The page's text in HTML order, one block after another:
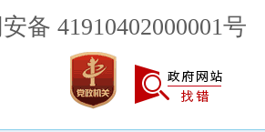
备 41910402000001号